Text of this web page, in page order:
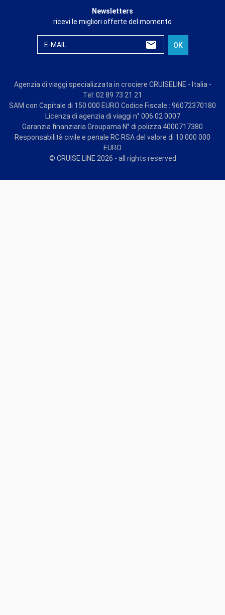
Newsletters
ricevi le migliori offerte del momento
E-MAIL OK
Agenzia di viaggi specializzata in crociere CRUISELINE - Italia -
Tel: 02 89 73 21 21
SAM con Capitale di 150 000 EURO Codice Fiscale : 96072370180
Licenza di agenzia di viaggi n° 006 02 0007
Garanzia finanziaria Groupama N° di polizza 4000717380
Responsabilità civile e penale RC RSA del valore di 10 000 000
EURO
© CRUISE LINE 2026 - all rights reserved